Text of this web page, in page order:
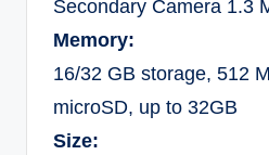
Secondary Camera 1.3
Memory:
16/32 GB storage, 512
microSD, up to 32GB
Size: